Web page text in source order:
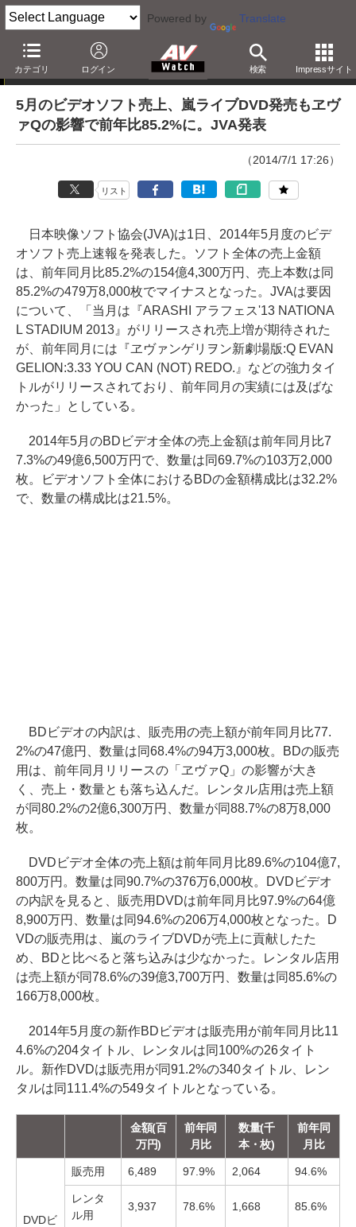
Powered by Translate
カテゴリ ログイン 検索 Impressサイト
ニュース
5月のビデオソフト売上、嵐ライブDVD発売もヱヴ
ァQの影響で前年比85.2%に。JVA発表
（2014/7/1 17:26）
リスト
日本映像ソフト協会(JVA)は1日、2014年5月度のビデ
オソフト売上速報を発表した。ソフト全体の売上金額
は、前年同月比85.2%の154億4,300万円、売上本数は同
85.2%の479万8,000枚でマイナスとなった。JVAは要因
について、「当月は『ARASHI アラフェス'13 NATIONA
L STADIUM 2013』がリリースされ売上増が期待された
が、前年同月には『ヱヴァンゲリヲン新劇場版:Q EVAN
GELION:3.33 YOU CAN (NOT) REDO.』などの強力タイ
トルがリリースされており、前年同月の実績には及ばな
かった」としている。
2014年5月のBDビデオ全体の売上金額は前年同月比7
7.3%の49億6,500万円で、数量は同69.7%の103万2,000
枚。ビデオソフト全体におけるBDの金額構成比は32.2%
で、数量の構成比は21.5%。
BDビデオの内訳は、販売用の売上額が前年同月比77.
2%の47億円、数量は同68.4%の94万3,000枚。BDの販売
用は、前年同月リリースの「ヱヴァQ」の影響が大き
く、売上・数量とも落ち込んだ。レンタル店用は売上額
が同80.2%の2億6,300万円、数量が同88.7%の8万8,000
枚。
DVDビデオ全体の売上額は前年同月比89.6%の104億7,
800万円。数量は同90.7%の376万6,000枚。DVDビデオ
の内訳を見ると、販売用DVDは前年同月比97.9%の64億
8,900万円、数量は同94.6%の206万4,000枚となった。D
VDの販売用は、嵐のライブDVDが売上に貢献したた
め、BDと比べると落ち込みは少なかった。レンタル店用
は売上額が同78.6%の39億3,700万円、数量は同85.6%の
166万8,000枚。
2014年5月度の新作BDビデオは販売用が前年同月比11
4.6%の204タイトル、レンタルは同100%の26タイト
ル。新作DVDは販売用が同91.2%の340タイトル、レン
タルは同111.4%の549タイトルとなっている。
金額(百
万円)
前年同
月比
数量(千
本・枚)
前年同
月比
DVDビ
販売用 6,489 97.9% 2,064 94.6%
レンタ
ル用
3,937 78.6% 1,668 85.6%